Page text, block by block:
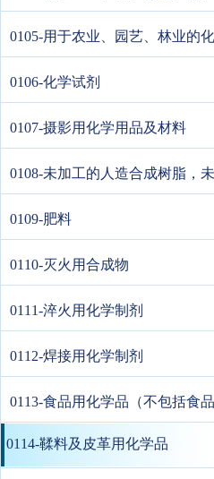
0105-用于农业、园艺、林业的
0106-化学试剂
0107-摄影用化学用品及材料
0108-未加工的人造合成树脂，
0109-肥料
0110-灭火用合成物
0111-淬火用化学制剂
0112-焊接用化学制剂
0113-食品用化学品（不包括食品
0114-鞣料及皮革用化学品